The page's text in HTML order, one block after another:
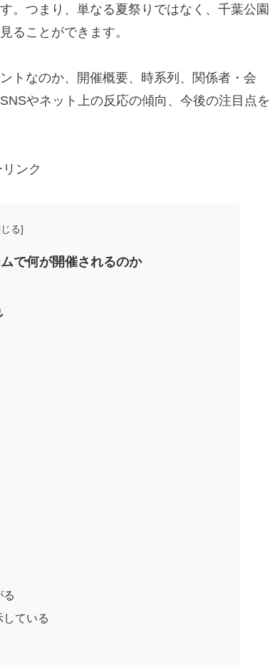
。つまり、単なる夏祭りではなく、千葉公園
ることができます。
トなのか、開催概要、時系列、関係者・会
やネット上の反応の傾向、今後の注目点を
ンク
で何が開催されるのか
る
ている